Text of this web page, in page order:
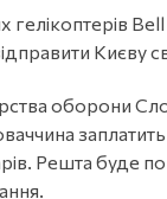
Києву
оборони
Решта буде